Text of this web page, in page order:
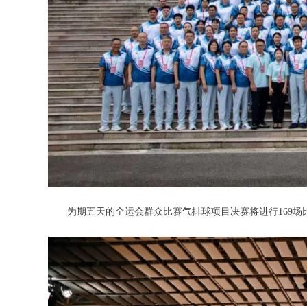
为期五天的全运会群众比赛气排球项目决赛将进行169场